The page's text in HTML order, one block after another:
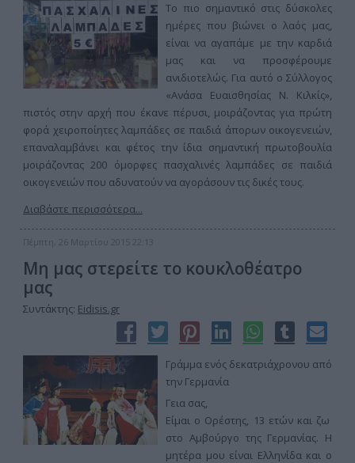
Το πιο σημαντικό στις δύσκολες
ημέρες που βιώνει ο λαός μας,
είναι να αγαπάμε με την καρδιά
μας και να προσφέρουμε
ανιδιοτελώς. Για αυτό ο Σύλλογος
«Ανάσα Ευαισθησίας Ν. Κιλκίς»,
πιστός στην αρχή που έκανε πέρυσι, μοιράζοντας για πρώτη
φορά χειροποίητες λαμπάδες σε παιδιά άπορων οικογενειών,
επαναλαμβάνει και φέτος την ίδια σημαντική πρωτοβουλία
μοιράζοντας 200 όμορφες πασχαλινές λαμπάδες σε παιδιά
οικογενειών που αδυνατούν να αγοράσουν τις δικές τους.
Διαβάστε περισσότερα...
Πέμπτη, 26 Μαρτίου 2015 22:13
Μη μας στερείτε το κουκλοθέατρο
μας
Συντάκτης: Eidisis.gr
Γράμμα ενός δεκατριάχρονου από
την Γερμανία
Γεια σας,
Είμαι ο Ορέστης, 13 ετών και ζω
στο Αμβούργο της Γερμανίας. Η
μητέρα μου είναι Ελληνίδα και ο